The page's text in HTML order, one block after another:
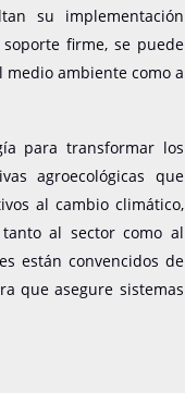
su implementación
firme, se puede
ambiente como a
para transformar los
agroecológicas que
al cambio climático,
al sector como al
están convencidos de
que asegure sistemas